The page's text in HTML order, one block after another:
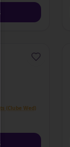
(Clube Wed)